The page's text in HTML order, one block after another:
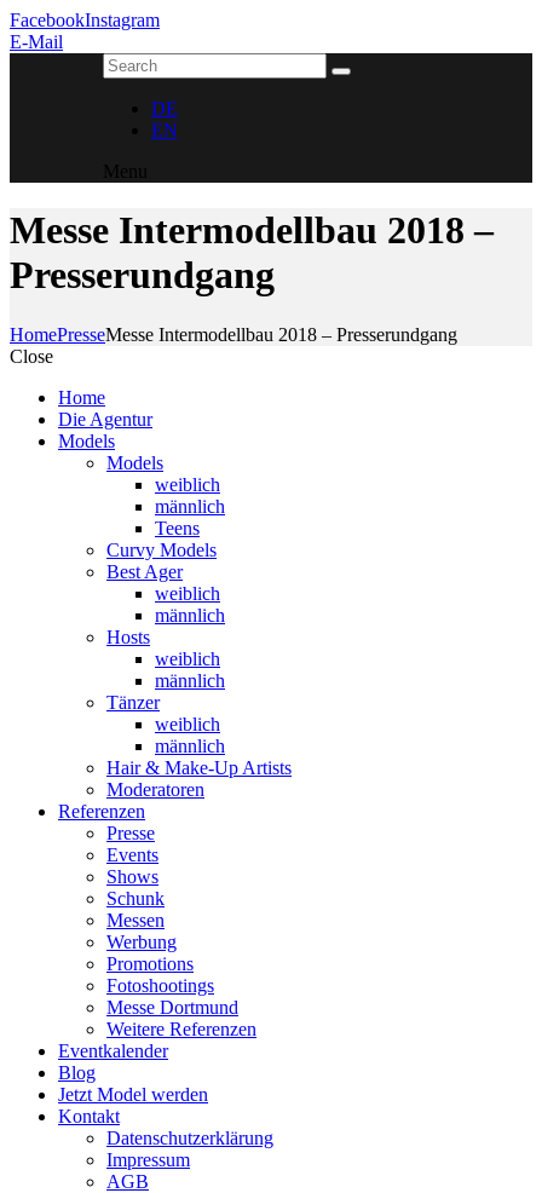
FacebookInstagram
E-Mail
DE
EN
Menu
Messe Intermodellbau 2018 –
Presserundgang
HomePresseMesse Intermodellbau 2018 – Presserundgang
Close
Home
Die Agentur
Models
Models
weiblich
männlich
Teens
Curvy Models
Best Ager
weiblich
männlich
Hosts
weiblich
männlich
Tänzer
weiblich
männlich
Hair & Make-Up Artists
Moderatoren
Referenzen
Presse
Events
Shows
Schunk
Messen
Werbung
Promotions
Fotoshootings
Messe Dortmund
Weitere Referenzen
Eventkalender
Blog
Jetzt Model werden
Kontakt
Datenschutzerklärung
Impressum
AGB